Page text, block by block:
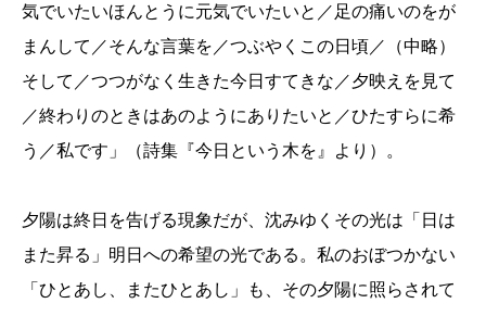
気でいたいほんとうに元気でいたいと／足の痛いのをが
まんして／そんな言葉を／つぶやくこの日頃／（中略）
そして／つつがなく生きた今日すてきな／夕映えを見て
／終わりのときはあのようにありたいと／ひたすらに希
う／私です」（詩集『今日という木を』より）。
夕陽は終日を告げる現象だが、沈みゆくその光は「日は
また昇る」明日への希望の光である。私のおぼつかない
「ひとあし、またひとあし」も、その夕陽に照らされて